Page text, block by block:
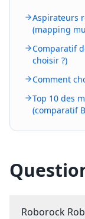
Aspirateurs
(mapping
Comparatif
choisir ?)
Comment
Top 10 des
(comparatif
Roborock